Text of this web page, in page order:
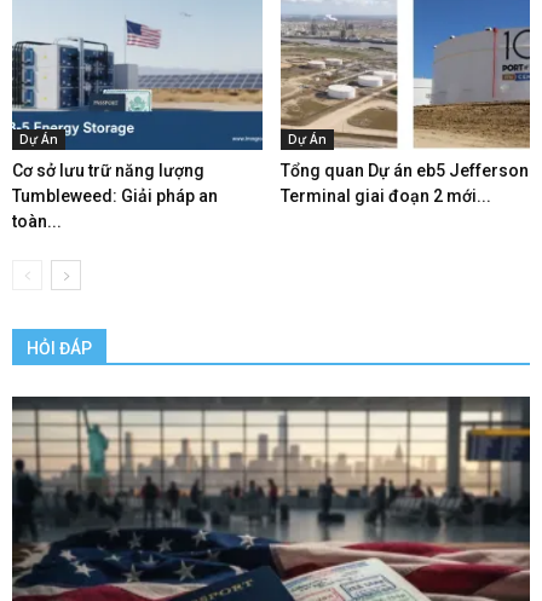
Dự Án
Cơ sở lưu trữ năng lượng
Tumbleweed: Giải pháp an
toàn...
Dự Án
Tổng quan Dự án eb5 Jefferson
Terminal giai đoạn 2 mới...
HỎI ĐÁP